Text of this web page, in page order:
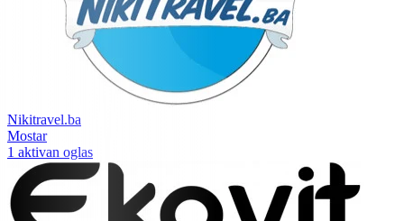
Nikitravel.ba
Mostar
1 aktivan oglas